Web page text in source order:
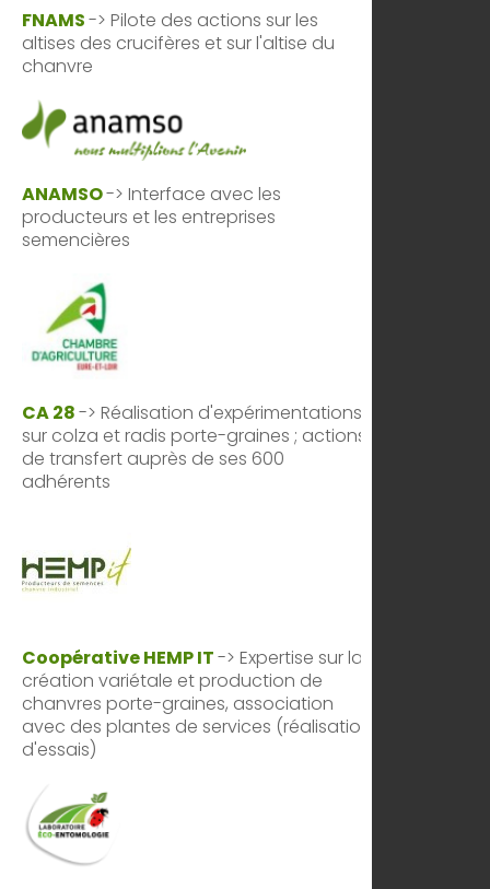
FNAMS-> Pilote des actions sur les
altises des crucifères et sur l'altise du
chanvre
ANAMSO-> Interface avec les
producteurs et les entreprises
semencières
CA 28-> Réalisation d'expérimentations
sur colza et radis porte-graines ; actions
de transfert auprès de ses 600
adhérents
Coopérative HEMP IT-> Expertise sur la
création variétale et production de
chanvres porte-graines, association
avec des plantes de services (réalisation
d'essais)